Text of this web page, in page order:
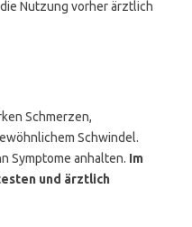
Nutzung vorher ärztlich
Schmerzen,
Schwindel.
Symptome anhalten. Im
und ärztlich